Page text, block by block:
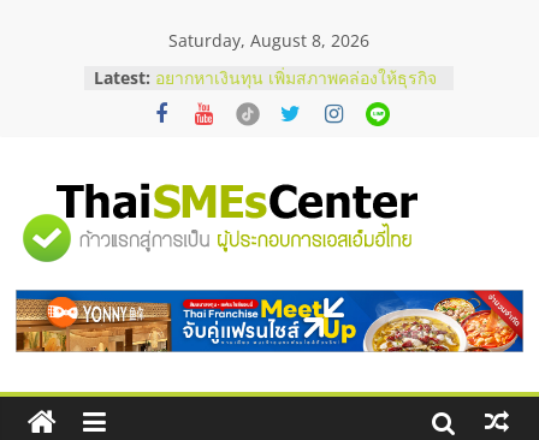
Saturday, August 8, 2026
Latest: บริษัท Cybersecurity ในไทยที่ไหนดี?
วิธีเลือกผู้ให้บริการให้คุ้มค่าและตอบ
โจทย์ธุรกิจ
สัมมนาออนไลน์ โอกาสบริหารสถานี
บริการน้ำมัน Shell
สัมมนาลงทุน แฟรนไชส์ยอนนี่
ไชส์ ครั้งที่ 8
ร้านเครื่องเสียงคุณภาพสูง พร้อม
โซลูชันระบบภาพและเสียง
"ศูนย์
รวม
ข้อมูล